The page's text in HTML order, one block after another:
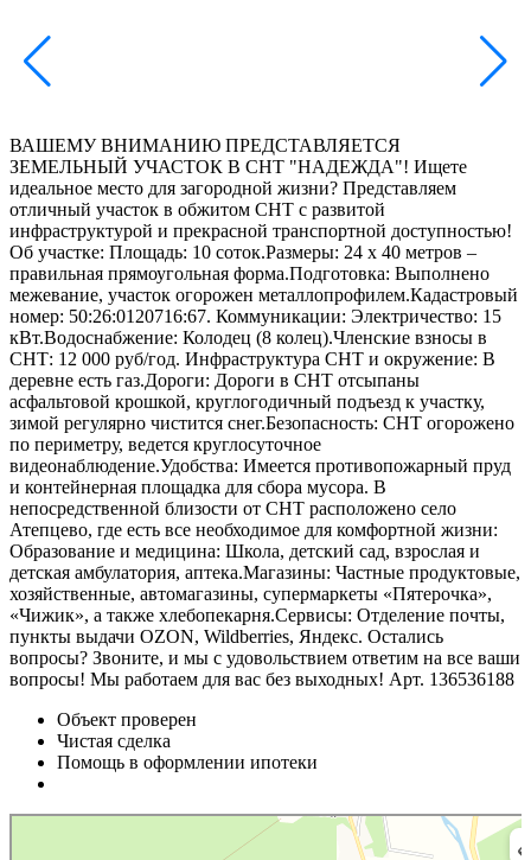
ВАШЕМУ ВНИМАНИЮ ПРЕДСТАВЛЯЕТСЯ
ЗЕМЕЛЬНЫЙ УЧАСТОК В СНТ "НАДЕЖДА"! Ищете
идеальное место для загородной жизни? Представляем
отличный участок в обжитом СНТ с развитой
инфраструктурой и прекрасной транспортной доступностью!
Об участке: Площадь: 10 соток.Размеры: 24 х 40 метров –
правильная прямоугольная форма.Подготовка: Выполнено
межевание, участок огорожен металлопрофилем.Кадастровый
номер: 50:26:0120716:67. Коммуникации: Электричество: 15
кВт.Водоснабжение: Колодец (8 колец).Членские взносы в
СНТ: 12 000 руб/год. Инфраструктура СНТ и окружение: В
деревне есть газ.Дороги: Дороги в СНТ отсыпаны
асфальтовой крошкой, круглогодичный подъезд к участку,
зимой регулярно чистится снег.Безопасность: СНТ огорожено
по периметру, ведется круглосуточное
видеонаблюдение.Удобства: Имеется противопожарный пруд
и контейнерная площадка для сбора мусора. В
непосредственной близости от СНТ расположено село
Атепцево, где есть все необходимое для комфортной жизни:
Образование и медицина: Школа, детский сад, взрослая и
детская амбулатория, аптека.Магазины: Частные продуктовые,
хозяйственные, автомагазины, супермаркеты «Пятерочка»,
«Чижик», а также хлебопекарня.Сервисы: Отделение почты,
пункты выдачи OZON, Wildberries, Яндекс. Остались
вопросы? Звоните, и мы с удовольствием ответим на все ваши
вопросы! Мы работаем для вас без выходных! Арт. 136536188
Объект проверен
Чистая сделка
Помощь в оформлении ипотеки